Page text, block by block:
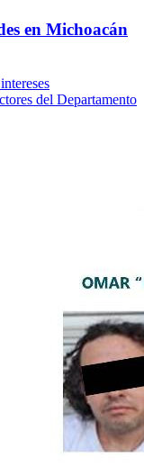
en Michoacán
del Departamento